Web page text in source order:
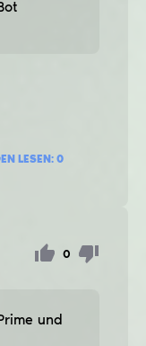
LESEN: 0
0
und